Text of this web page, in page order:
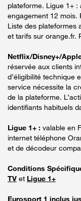
plateforme. Ligue 1+
engagement 12 mois.
Liste des plateformes
et tarifs sur orange.fr.
Netflix/Disney+/
réservée aux clients
d’éligibilité technique
service nécessite la
de la plateforme.
identifiants habituels
Ligue 1+ : valable en
internet téléphone
et de décodeur
Conditions
TV et Ligue 1+
Eurosport 1 inclus